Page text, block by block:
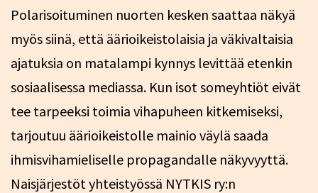
Polarisoituminen nuorten kesken saattaa näkyä
myös siinä, että äärioikeistolaisia ja väkivaltaisia
ajatuksia on matalampi kynnys levittää etenkin
sosiaalisessa mediassa. Kun isot someyhtiöt eivät
tee tarpeeksi toimia vihapuheen kitkemiseksi,
tarjoutuu äärioikeistolle mainio väylä saada
ihmisvihamieliselle propagandalle näkyvyyttä.
Naisjärjestöt yhteistyössä NYTKIS ry:n